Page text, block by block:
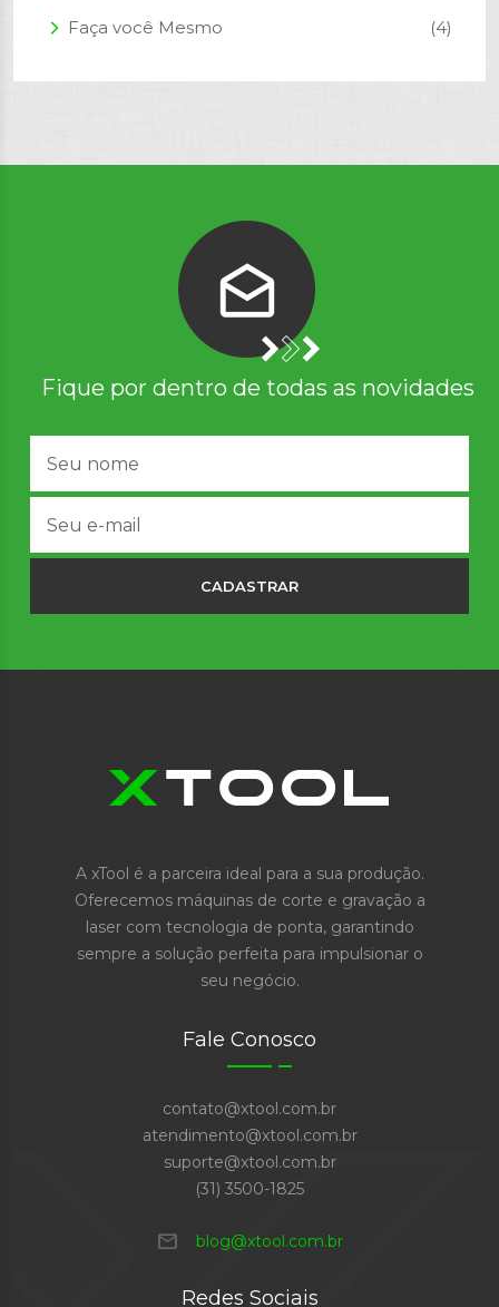
arrow_forward_ios Faça você Mesmo (4)
Fique por dentro de todas as novidades
CADASTRAR
A xTool é a parceira ideal para a sua produção.
Oferecemos máquinas de corte e gravação a
laser com tecnologia de ponta, garantindo
sempre a solução perfeita para impulsionar o
seu negócio.
Fale Conosco
contato@xtool.com.br
atendimento@xtool.com.br
suporte@xtool.com.br
(31) 3500-1825
mail blog@xtool.com.br
Redes Sociais